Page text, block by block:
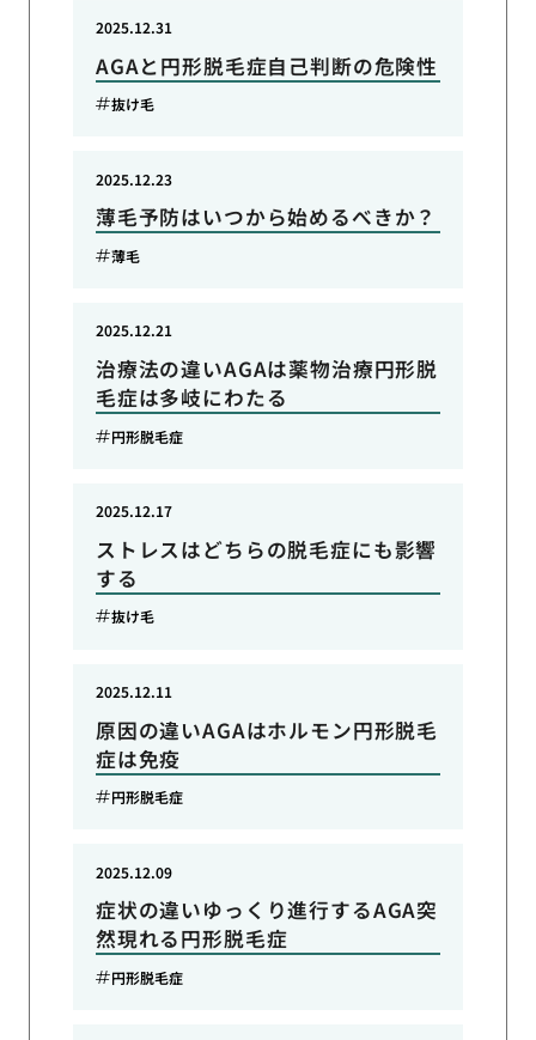
AGAと円形脱毛症自己判断の危険性
2025.12.31
抜け毛
薄毛予防はいつから始めるべきか？
2025.12.23
薄毛
治療法の違いAGAは薬物治療円形脱
毛症は多岐にわたる
2025.12.21
円形脱毛症
ストレスはどちらの脱毛症にも影響
する
2025.12.17
抜け毛
原因の違いAGAはホルモン円形脱毛
症は免疫
2025.12.11
円形脱毛症
症状の違いゆっくり進行するAGA突
然現れる円形脱毛症
2025.12.09
円形脱毛症